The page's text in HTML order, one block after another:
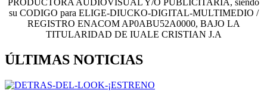
PRODUCTORA AUDIOVISUAL Y/O PUBLICITARIA, siendo
su CODIGO para ELIGE-DIUCKO-DIGITAL-MULTIMEDIO /
REGISTRO ENACOM AP0ABU52A0000, BAJO LA
TITULARIDAD DE IUALE CRISTIAN J.A
ÚLTIMAS NOTICIAS